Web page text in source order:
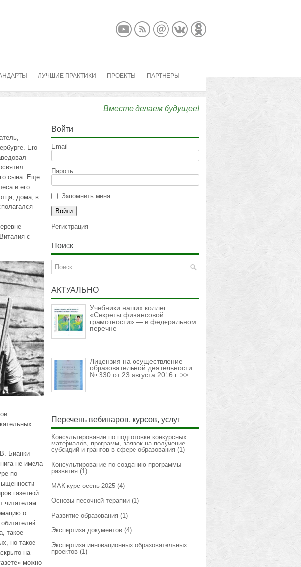
ЛУЧШИЕ ПРАКТИКИ ПРОЕКТЫ ПАРТНЕРЫ
Его
сына. Еще
и его
дома, в
с
Бианки
не имела
по
газетной
читателям
о
такое
но такое
на
можно
Вместе делаем будущее!
Войти
Email
Пароль
Запомнить меня
Регистрация
Поиск
АКТУАЛЬНО
Учебники наших коллег
«Секреты финансовой
грамотности» — в федеральном
перечне
Лицензия на осуществление
образовательной деятельности
№ 330 от 23 августа 2016 г. >>
Перечень вебинаров, курсов, услуг
Консультирование по подготовке конкурсных
материалов, программ, заявок на получение
субсидий и грантов в сфере образования (1)
Консультирование по созданию программы
развития (1)
МАК-курс осень 2025 (4)
Основы песочной терапии (1)
Развитие образования (1)
Экспертиза документов (4)
Экспертиза инновационных образовательных
проектов (1)